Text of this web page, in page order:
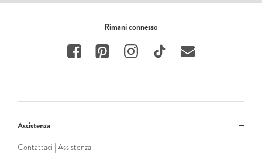
Rimani connesso
Assistenza
Contattaci | Assistenza